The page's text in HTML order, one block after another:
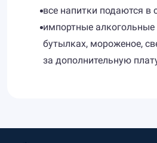
все напитки подаются в
импортные алкогольные
бутылках, мороженое,
за дополнительную